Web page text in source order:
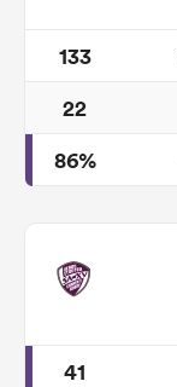
133
22
86%
41